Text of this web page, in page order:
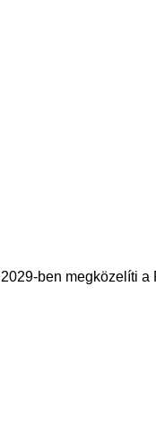
ben megközelíti a